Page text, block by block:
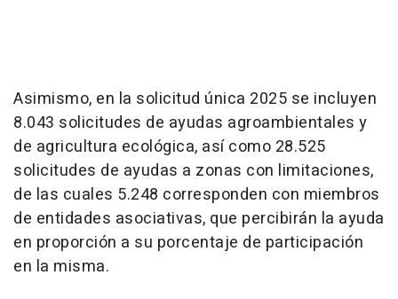
Asimismo, en la solicitud única 2025 se incluyen
8.043 solicitudes de ayudas agroambientales y
de agricultura ecológica, así como 28.525
solicitudes de ayudas a zonas con limitaciones,
de las cuales 5.248 corresponden con miembros
de entidades asociativas, que percibirán la ayuda
en proporción a su porcentaje de participación
en la misma.